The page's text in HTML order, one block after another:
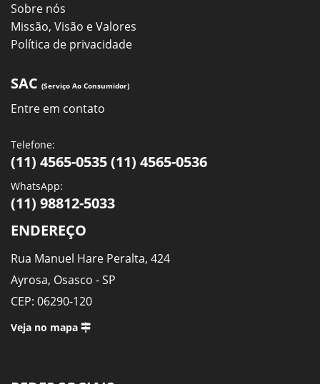
Sobre nós
Missão, Visão e Valores
Política de privacidade
SAC (Serviço Ao Consumidor)
Entre em contato
Telefone:
(11) 4565-0535 (11) 4565-0536
WhatsApp:
(11) 98812-5033
ENDEREÇO
Rua Manuel Hare Peralta, 424
Ayrosa, Osasco - SP
CEP: 06290-120
Veja no mapa